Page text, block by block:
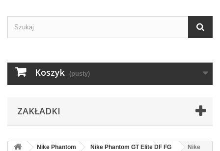
Koszyk (pusty)
ZAKŁADKI
Nike Phantom Nike Phantom GT Elite DF FG
Nike